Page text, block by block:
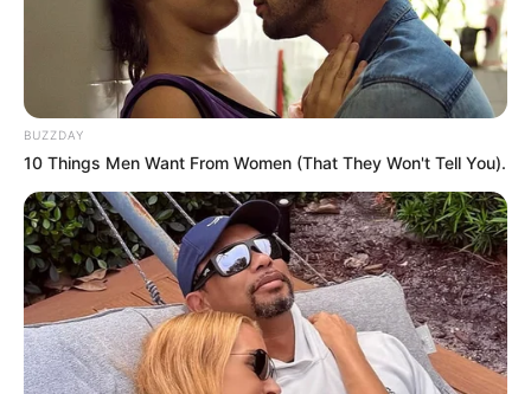
BUZZDAY
10 Things Men Want From Women (That They Won't Tell You).